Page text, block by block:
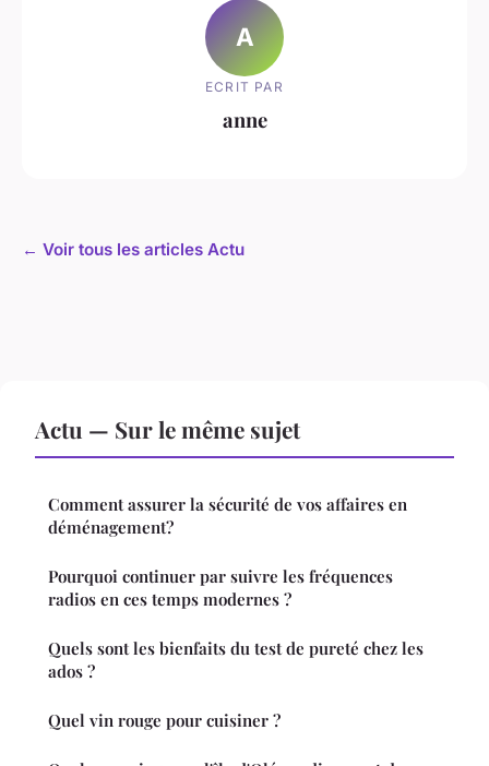
A
ECRIT PAR
anne
← Voir tous les articles Actu
Actu — Sur le même sujet
Comment assurer la sécurité de vos affaires en
déménagement?
Pourquoi continuer par suivre les fréquences
radios en ces temps modernes ?
Quels sont les bienfaits du test de pureté chez les
ados ?
Quel vin rouge pour cuisiner ?